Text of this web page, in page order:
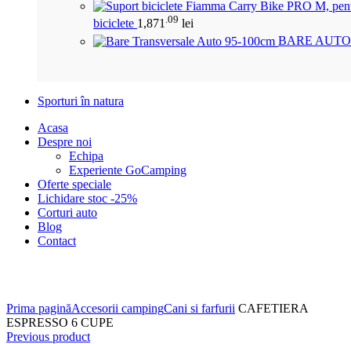
biciclete 1,871 .09 lei
BARE
Sporturi în natura
Acasa
Despre noi
Echipa
Experiente GoCamping
Oferte speciale
Lichidare stoc -25%
Corturi auto
Blog
Contact
Prima paginăAccesorii campingCani si farfurii CAFETIERA
ESPRESSO 6 CUPE
Previous product